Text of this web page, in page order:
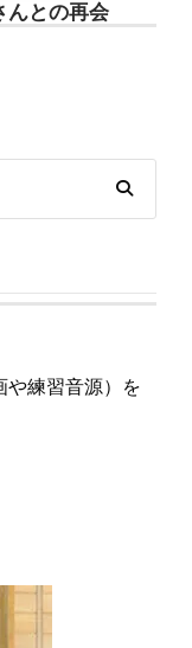
んとの再会
練習音源）を